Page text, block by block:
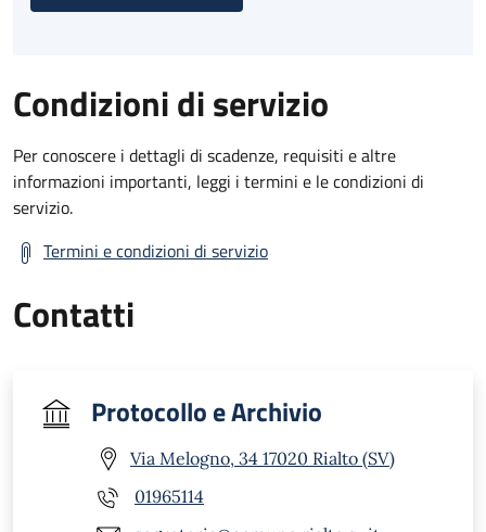
Condizioni di servizio
Per conoscere i dettagli di scadenze, requisiti e altre
informazioni importanti, leggi i termini e le condizioni di
servizio.
Termini e condizioni di servizio
Contatti
Protocollo e Archivio
Via Melogno, 34 17020 Rialto (SV)
01965114